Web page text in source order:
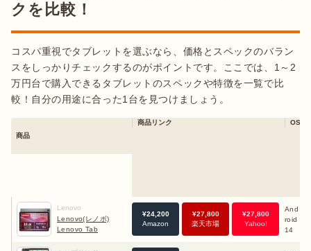
クを比較！
コスパ重視でタブレットを選ぶなら、価格とスペックのバラン
スをしっかりチェックするのがポイントです。ここでは、1～2
万円台で購入できるタブレットのスペックや特徴を一覧で比
較！自分の用途に合った1台を見つけましょう。
商品
商品リンク OS
Lenovo
Lenovo(レノボ)
Lenovo Tab
¥24,200
Amazon
¥27,800
楽天市場
¥27,800
Yahoo!
And
roid
14